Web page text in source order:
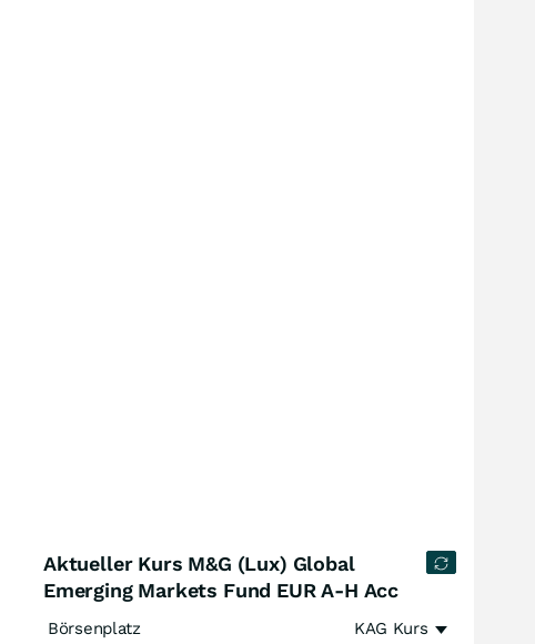
Aktueller Kurs M&G (Lux) Global
Emerging Markets Fund EUR A-H Acc
Börsenplatz
KAG Kurs